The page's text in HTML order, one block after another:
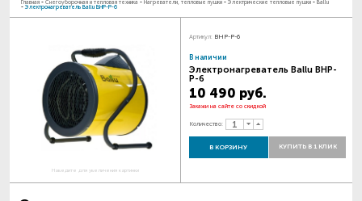
Главная - Снегоуборочная и тепловая техника - Нагреватели, тепловые пушки - Электрические тепловые пушки - Ballu
- Электронагреватель Ballu BHP-P-6
Наведите для увеличения картинки
Артикул: BHP-P-6
В наличии
Электронагреватель Ballu BHP-
P-6
10 490 руб.
Закажи на сайте со скидкой
Количество:
В КОРЗИНУ КУПИТЬ В 1 КЛИК